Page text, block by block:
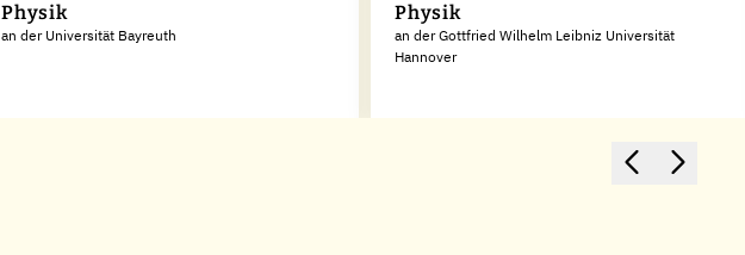
Physik
an der Universität Bayreuth
Physik
an der Gottfried Wilhelm Leibniz Universität
Hannover